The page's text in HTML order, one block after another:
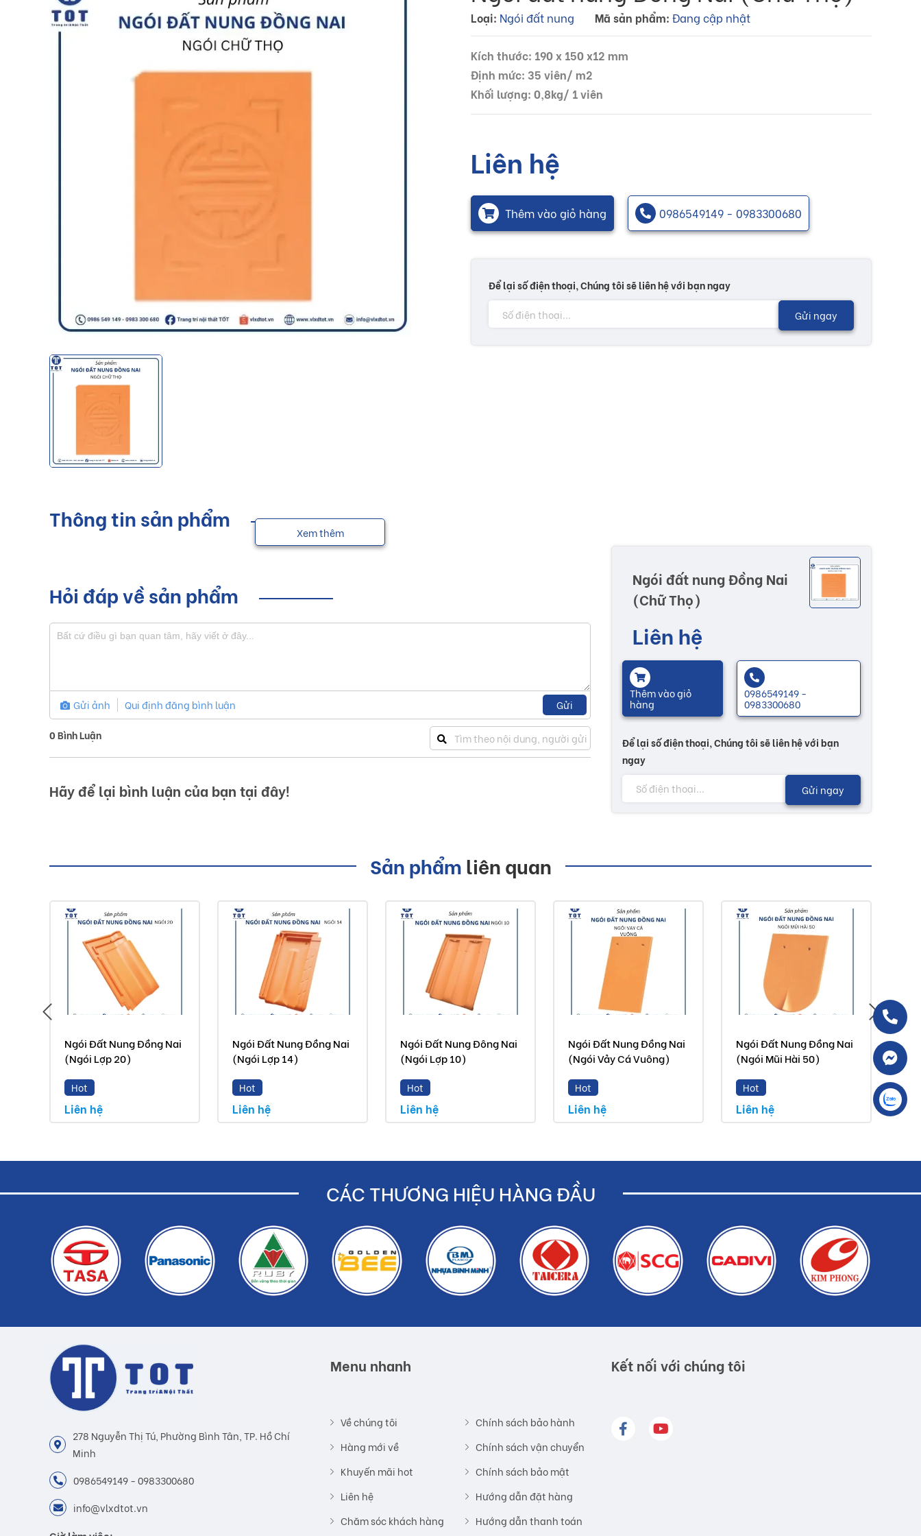
Loại: Ngói đất nung Mã sản phẩm: Đang cập nhật
Kích thước: 190 x 150 x12 mm
Định mức: 35 viên/ m2
Khối lượng: 0,8kg/ 1 viên
Liên hệ
Thêm vào giỏ hàng 0986549149 - 0983300680
Để lại số điện thoại, Chúng tôi sẽ liên hệ với bạn ngay
Gửi ngay
Thông tin sản phẩm
Xem thêm
Hỏi đáp về sản phẩm
Gửi ảnh Qui định đăng bình luận Gửi
0Bình Luận
Hãy để lại bình luận của bạn tại đây!
Ngói đất nung Đồng Nai
(Chữ Thọ)
Liên hệ
Thêm vào giỏ
hàng
0986549149 -
0983300680
Để lại số điện thoại, Chúng tôi sẽ liên hệ với bạn
ngay
Gửi ngay
Sản phẩm liên quan
Ngói Đất Nung Đồng Nai
(Ngói Lợp 20)
Hot
Liên hệ
Ngói Đất Nung Đồng Nai
(Ngói Lợp 14)
Hot
Liên hệ
Ngói Đất Nung Đông Nai
(Ngói Lợp 10)
Hot
Liên hệ
Ngói Đất Nung Đồng Nai
(Ngói Vảy Cá Vuông)
Hot
Liên hệ
Ngói Đất Nung Đồng Nai
(Ngói Mũi Hài 50)
Hot
Liên hệ
CÁC THƯƠNG HIỆU HÀNG ĐẦU
278 Nguyễn Thị Tú, Phường Bình Tân, TP. Hồ Chí
Minh
0986549149 - 0983300680
info@vlxdtot.vn
Menu nhanh
Về chúng tôi
Hàng mới về
Khuyến mãi hot
Liên hệ
Chăm sóc khách hàng
Chính sách bảo hành
Chính sách vận chuyển
Chính sách bảo mật
Hướng dẫn đặt hàng
Hướng dẫn thanh toán
Kết nối với chúng tôi